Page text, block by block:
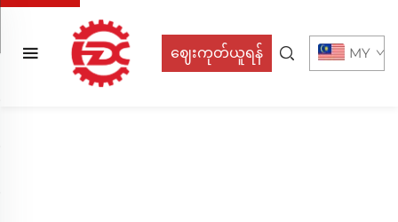
ဈေးကုတ်ယူရန် MY